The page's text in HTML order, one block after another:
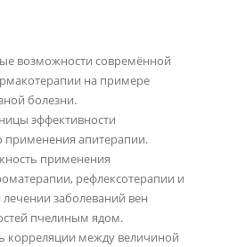
возможности совремённой
на примере
болезни.
эффективности
применения апитерапии.
применения
рефлексотерапии и
заболеваний вен
пчелиным ядом.
корреляции между величиной